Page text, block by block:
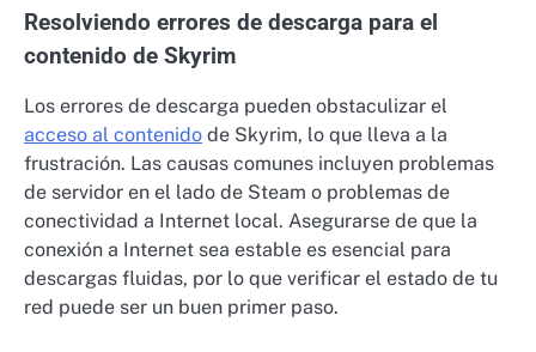
Resolviendo errores de descarga para el
contenido de Skyrim
Los errores de descarga pueden obstaculizar el
acceso al contenido de Skyrim, lo que lleva a la
frustración. Las causas comunes incluyen problemas
de servidor en el lado de Steam o problemas de
conectividad a Internet local. Asegurarse de que la
conexión a Internet sea estable es esencial para
descargas fluidas, por lo que verificar el estado de tu
red puede ser un buen primer paso.